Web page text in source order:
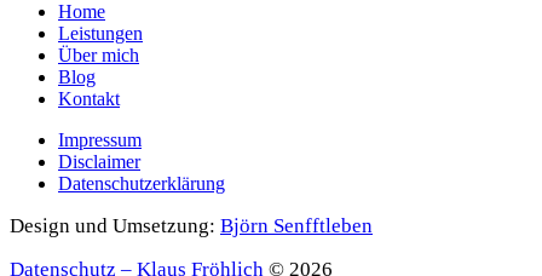
Home
Leistungen
Über mich
Blog
Kontakt
Impressum
Disclaimer
Datenschutzerklärung
Design und Umsetzung: Björn Senfftleben
Datenschutz – Klaus Fröhlich © 2026